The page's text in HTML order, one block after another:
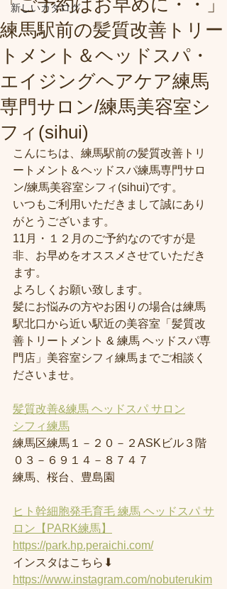
新しいカタログ
「ご予約はお早めに・・」
練馬駅前の髪質改善トリー
トメント＆ヘッドスパ・
エイジングヘアケア練馬
専門サロン/練馬美容室シ
フィ(sihui)
こんにちは、練馬駅前の髪質改善トリ
ートメント＆ヘッドスパ練馬専門サロ
ン/練馬美容室シフィ(sihui)です。
いつもご利用いただきまして誠にあり
がとうございます。
11月・１２月のご予約なのですが是
非、お早めをオススメさせていただき
ます。
よろしくお願い致します。
髪にお悩みの方やお困りの場合は練馬
駅北口から近い駅近の美容室「髪質改
善トリートメント & 練馬 ヘッドスパ専
門店」美容室シフィ練馬までご相談く
ださいませ。
髪質改善&練馬 ヘッドスパ サロン
シフィ練馬
練馬区練馬１－２０－２ASKビル３階
０３－６９１４－８７４７
練馬、桜台、豊島園
ヒト幹細胞発毛育毛 練馬 ヘッドスパ サ
ロン【PARK練馬】
https://park.hp.peraichi.com/
インスタはこちら⬇︎
https://www.instagram.com/nobuterukim